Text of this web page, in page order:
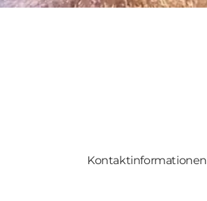
Kontaktinformationen